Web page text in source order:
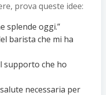
prova queste idee:
splende oggi.”
barista che mi ha
supporto che ho
necessaria per